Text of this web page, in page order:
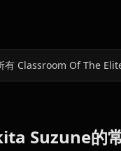
有 Classroom Of The
Suzune的